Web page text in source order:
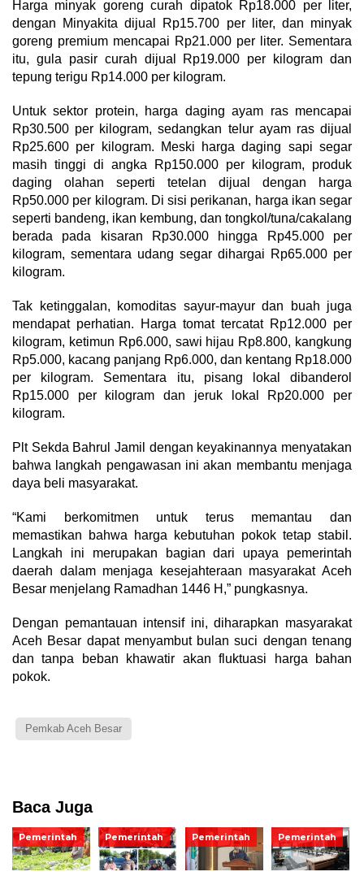
Harga minyak goreng curah dipatok Rp18.000 per liter,
dengan Minyakita dijual Rp15.700 per liter, dan minyak
goreng premium mencapai Rp21.000 per liter. Sementara
itu, gula pasir curah dijual Rp19.000 per kilogram dan
tepung terigu Rp14.000 per kilogram.
Untuk sektor protein, harga daging ayam ras mencapai
Rp30.500 per kilogram, sedangkan telur ayam ras dijual
Rp25.600 per kilogram. Meski harga daging sapi segar
masih tinggi di angka Rp150.000 per kilogram, produk
daging olahan seperti tetelan dijual dengan harga
Rp50.000 per kilogram. Di sisi perikanan, harga ikan segar
seperti bandeng, ikan kembung, dan tongkol/tuna/cakalang
berada pada kisaran Rp30.000 hingga Rp45.000 per
kilogram, sementara udang segar dihargai Rp65.000 per
kilogram.
Tak ketinggalan, komoditas sayur-mayur dan buah juga
mendapat perhatian. Harga tomat tercatat Rp12.000 per
kilogram, ketimun Rp6.000, sawi hijau Rp8.800, kangkung
Rp5.000, kacang panjang Rp6.000, dan kentang Rp18.000
per kilogram. Sementara itu, pisang lokal dibanderol
Rp15.000 per kilogram dan jeruk lokal Rp20.000 per
kilogram.
Plt Sekda Bahrul Jamil dengan keyakinannya menyatakan
bahwa langkah pengawasan ini akan membantu menjaga
daya beli masyarakat.
“Kami berkomitmen untuk terus memantau dan
memastikan bahwa harga kebutuhan pokok tetap stabil.
Langkah ini merupakan bagian dari upaya pemerintah
daerah dalam menjaga kesejahteraan masyarakat Aceh
Besar menjelang Ramadhan 1446 H,” pungkasnya.
Dengan pemantauan intensif ini, diharapkan masyarakat
Aceh Besar dapat menyambut bulan suci dengan tenang
dan tanpa beban khawatir akan fluktuasi harga bahan
pokok.
Pemkab Aceh Besar
Baca Juga
Pemerintah Pemerintah Pemerintah Pemerintah